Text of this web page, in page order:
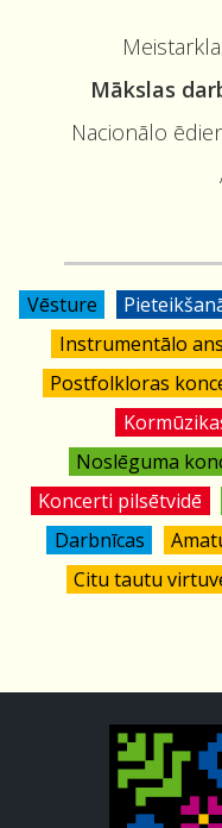
Mākslas
Nacionālo
Vēsture
Instrumentālo
Postfolkloras
Noslēguma
Koncerti pilsētvidē
Darbnīcas
Citu tautu